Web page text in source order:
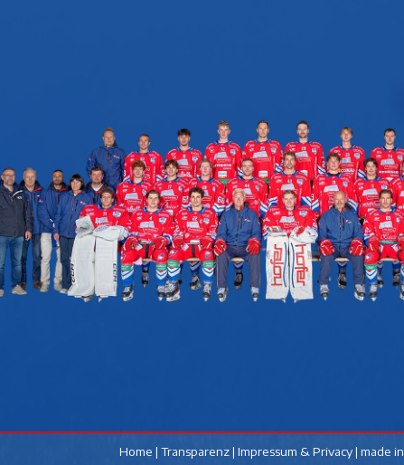
Home | Transparenz| Impressum & Privacy| made in